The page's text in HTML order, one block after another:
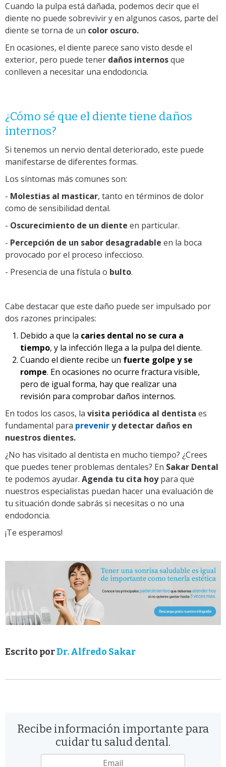
Cuando la pulpa está dañada, podemos decir que el
diente no puede sobrevivir y en algunos casos, parte del
diente se torna de un color oscuro.
En ocasiones, el diente parece sano visto desde el
exterior, pero puede tener daños internosque
conlleven a necesitar una endodoncia.
¿Cómo sé que el diente tiene daños
internos?
Si tenemos un nervio dental deteriorado, este puede
manifestarse de diferentes formas.
Los síntomas más comunes son:
- Molestias al masticar, tanto en términos de dolor
como de sensibilidad dental.
- Oscurecimiento de un diente en particular.
- Percepción de un sabor desagradable en la boca
provocado por el proceso infeccioso.
- Presencia de una fístula o bulto.
Cabe destacar que este daño puede ser impulsado por
dos razones principales:
Debido a que la caries dental no se cura a
tiempo, y la infección llega a la pulpa del diente.
Cuando el diente recibe un fuerte golpe y se
rompe. En ocasiones no ocurre fractura visible,
pero de igual forma, hay que realizar una
revisión para comprobar daños internos.
En todos los casos, la visita periódica al dentista es
fundamental para preveniry detectar daños en
nuestros dientes.
¿No has visitado al dentista en mucho tiempo? ¿Crees
que puedes tener problemas dentales? En Sakar Dental
te podemos ayudar. Agenda tu cita hoypara que
nuestros especialistas puedan hacer una evaluación de
tu situación donde sabrás si necesitas o no una
endodoncia.
¡Te esperamos!
Escrito porDr. Alfredo Sakar
Recibe información importante para
cuidar tu salud dental.